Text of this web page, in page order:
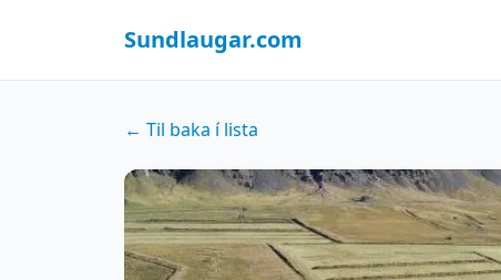
Sundlaugar.com
← Til baka í lista